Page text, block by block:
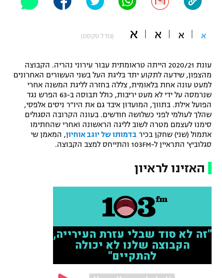
תקנון משתתפים וזוכים בפרסים
תקנון עבור פעילות אלקטרה
תקנון עבור פעילות ספורט 1 – "מרלן"
טניס
גיימינג E-Sports
תנאי שימוש
תקנון פעילות ספורט 1
רשיון להקרנה פומבית לבית עסק
הצטרפות לחבילת הערוצים
כדורמים
פוטבול אמריקאי NFL
בייסבול MLB
ספורט אתגרי ואקסטרים
אומנויות לחימה
גיימינג E-Sports
א א א א (גודל טקסט)
עונת 2020/21 הייתה טראומתית עבור עירוני נהריה. הקבוצה
מהצפון, שידעה לתקוע יתד בליגת העל בשני העשורים האחרונים
למעט עונה אחת בלאומית, צללה בחזרה לליגת המשנה אחרי
שנרמסה על ידי לא מעט יריבות, כולל תבוסה ב-63 הפרש נגד
הפועל אילת. בתווך, המועדון איבד גם את היו"ר ניסים אלפסי,
שהלך לעולמי לפני כשלושה חודשים. בעונה הקרובה הסגולים
סימנו לעצמם מטרה לשוב לליגה הראשונה ואחרי שהחתימו
אתמול (שני) שחקן בכיר בדמותו של יוגב אוחיון, המאמן שי
סגלוביץ' התראיין ל-103FM והתייחס למצב הקבוצה.
האזינו לראיון